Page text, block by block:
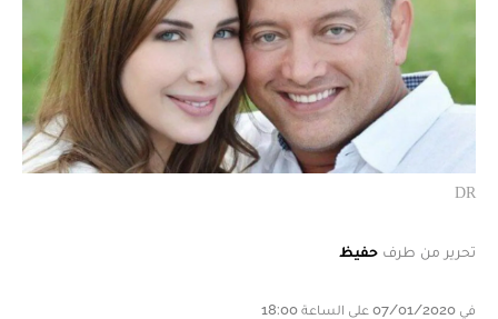
DR
تحرير من طرف حفيظ
في 07/01/2020 على الساعة 18:00